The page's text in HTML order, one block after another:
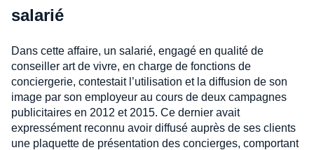
salarié
Dans cette affaire, un salarié, engagé en qualité de
conseiller art de vivre, en charge de fonctions de
conciergerie, contestait l’utilisation et la diffusion de son
image par son employeur au cours de deux campagnes
publicitaires en 2012 et 2015. Ce dernier avait
expressément reconnu avoir diffusé auprès de ses clients
une plaquette de présentation des concierges, comportant